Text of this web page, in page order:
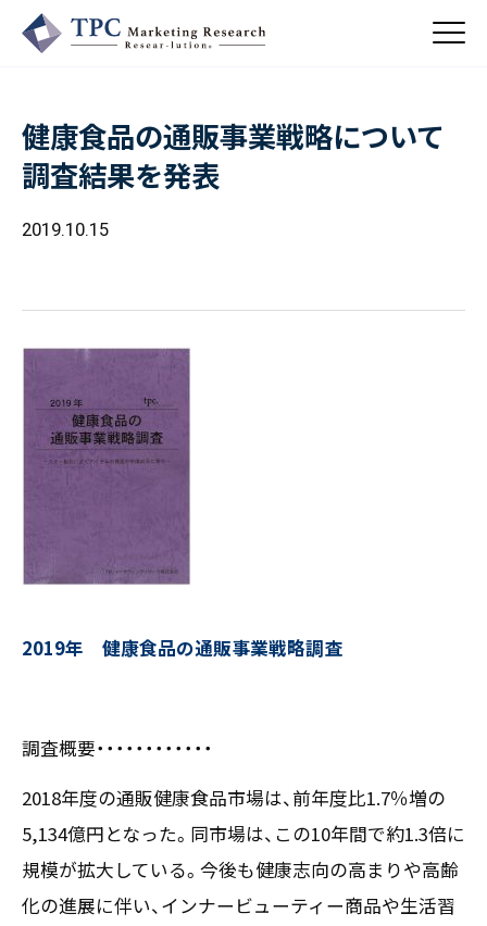
06-6538-5358
About Us ／ TPCについて
会社概要・沿革
Business
- 市場調査
- アンケート調査
- クイックリサーチ
自主企画調査
Online Shop
Beauty & Cosmetics
Health & Food
Pharmaceuticals & Medical
Chemical & Life Sciences
Topics ／ トピックス
ALL
Newsletter
セミナー情報
Recruit
- 人事育成システム
- TPCでの働き方
健康食品の通販事業戦略について
調査結果を発表
2019.10.15
2019年 健康食品の通販事業戦略調査
調査概要・・・・・・・・・・・・
2018年度の通販健康食品市場は、前年度比1.7％増の
5,134億円となった。同市場は、この10年間で約1.3倍に
規模が拡大している。今後も健康志向の高まりや高齢
化の進展に伴い、インナービューティー商品や生活習